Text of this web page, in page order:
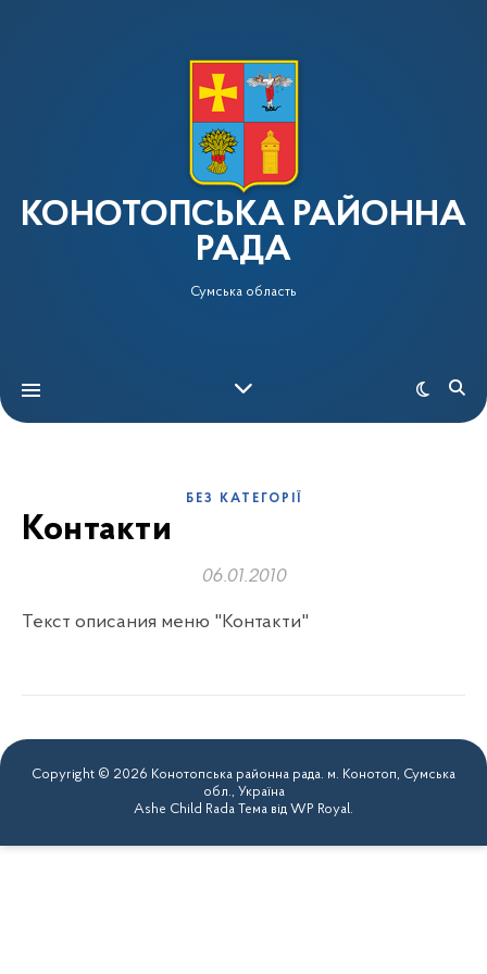
КОНОТОПСЬКА РАЙОННА
РАДА
Сумська область
БЕЗ КАТЕГОРІЇ
Контакти
06.01.2010
Текст описания меню "Контакти"
Copyright © 2026 Конотопська районна рада. м. Конотоп, Сумська
обл., Україна
Ashe Child Rada Тема від WP Royal.